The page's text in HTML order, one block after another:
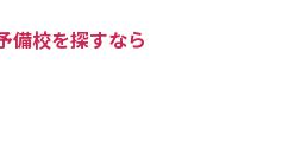
備校を探すなら